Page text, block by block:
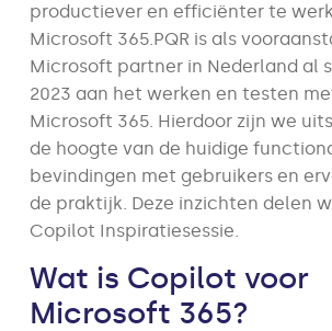
productiever en efficiënter te
Microsoft 365.PQR is als
Microsoft partner in Nederland al
2023 aan het werken en testen
Microsoft 365. Hierdoor zijn we
de hoogte van de huidige
bevindingen met gebruikers en
de praktijk. Deze inzichten delen
Copilot Inspiratiesessie.
Wat is Copilot voor
Microsoft 365?